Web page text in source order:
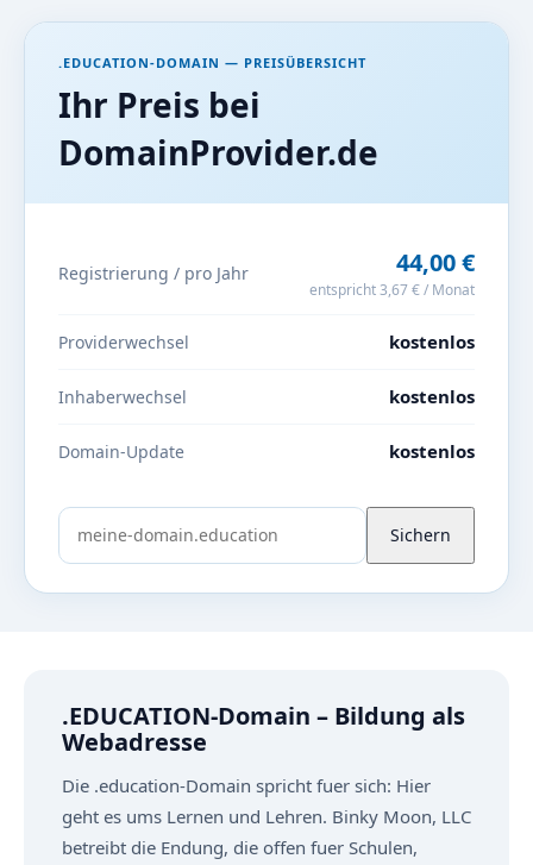
.EDUCATION-DOMAIN — PREISÜBERSICHT
Ihr Preis bei
DomainProvider.de
Registrierung / pro Jahr 44,00 €
entspricht 3,67 € / Monat
Providerwechsel kostenlos
Inhaberwechsel kostenlos
Domain-Update kostenlos
Sichern
.EDUCATION-Domain – Bildung als
Webadresse
Die .education-Domain spricht fuer sich: Hier
geht es ums Lernen und Lehren. Binky Moon, LLC
betreibt die Endung, die offen fuer Schulen,